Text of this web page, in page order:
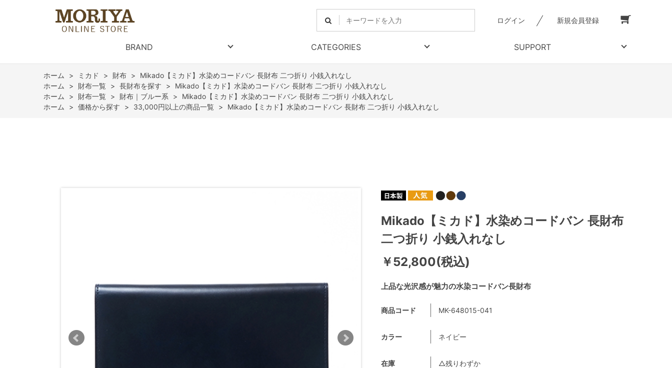
ログイン 新規会員登録
BRAND CATEGORIES SUPPORT
ホーム > ミカド > 財布 >
Mikado【ミカド】水染めコードバン 長財布 二つ折り 小銭入れなし
ホーム
> 財布一覧 > 長財布を探す >
Mikado【ミカド】水染めコードバン 長財布 二つ折り 小銭入れなし
ホーム
> 財布一覧 > 財布｜ブルー系 >
Mikado【ミカド】水染めコードバン 長財布 二つ折り 小銭入れなし
ホーム
> 価格から探す > 33,000円以上の商品一覧 > Mikado【ミカド】水染めコードバン 長財布 二つ折り 小銭入れなし
上品な光沢感が魅力の水染コードバン長財布
Mikado【ミカド】水染めコードバン 長財布
二つ折り 小銭入れなし
￥52,800(税込)
商品コード MK-648015-041
カラー ネイビー
在庫 △残りわずか